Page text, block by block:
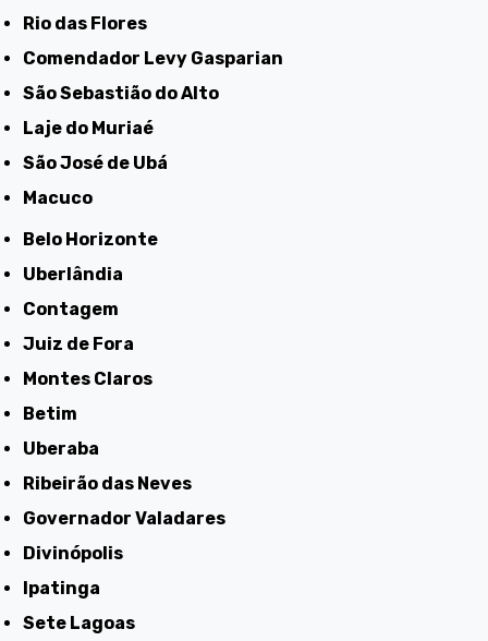
Rio das Flores
Comendador Levy Gasparian
São Sebastião do Alto
Laje do Muriaé
São José de Ubá
Macuco
Belo Horizonte
Uberlândia
Contagem
Juiz de Fora
Montes Claros
Betim
Uberaba
Ribeirão das Neves
Governador Valadares
Divinópolis
Ipatinga
Sete Lagoas